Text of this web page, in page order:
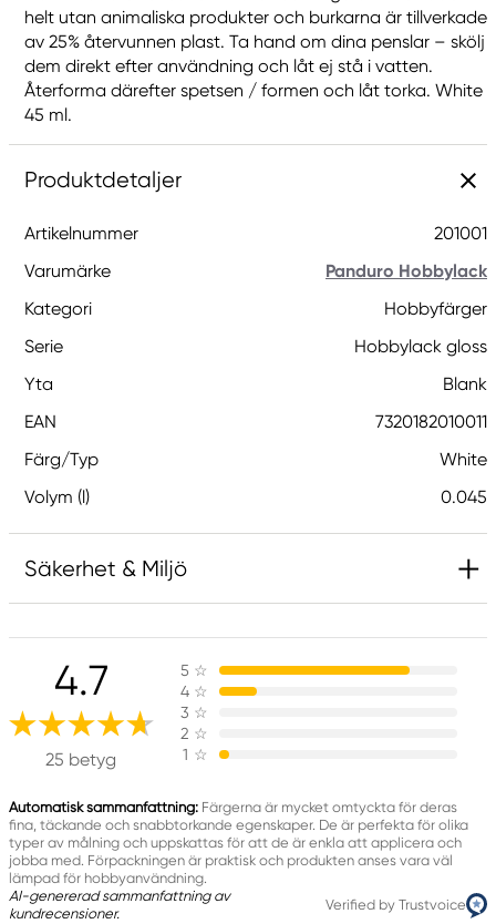
helt utan animaliska produkter och burkarna är tillverkade
av 25% återvunnen plast. Ta hand om dina penslar – skölj
dem direkt efter användning och låt ej stå i vatten.
Återforma därefter spetsen / formen och låt torka. White
45 ml.
Produktdetaljer
Artikelnummer
201001
Varumärke
Panduro Hobbylack
Kategori
Hobbyfärger
Serie
Hobbylack gloss
Yta
Blank
EAN
7320182010011
Färg/Typ
White
Volym (l)
0.045
Säkerhet & Miljö
Innehåller 5-klor-2-metyl-2H-isotiazol-3-one
och 2-metyl-2H-isotiazol-3-one (3:1) och 1,2-
benzisotiazol-3(2H)-on (biocid). Kan orsaka en
allergisk reaktion.
Innehåller 2-metyl-2H-isotiazol-3-on (biocid).
Kan orsaka en allergisk reaktion.
Ansvarig EU
Panduro Hobbylack
Panduro
4.7
25 betyg
5 ☆
4 ☆
3 ☆
2 ☆
1 ☆
Automatisk sammanfattning: Färgerna är mycket omtyckta för deras
fina, täckande och snabbtorkande egenskaper. De är perfekta för olika
typer av målning och uppskattas för att de är enkla att applicera och
jobba med. Förpackningen är praktisk och produkten anses vara väl
lämpad för hobbyanvändning.
AI-genererad sammanfattning av
kundrecensioner.
Verified by Trustvoice